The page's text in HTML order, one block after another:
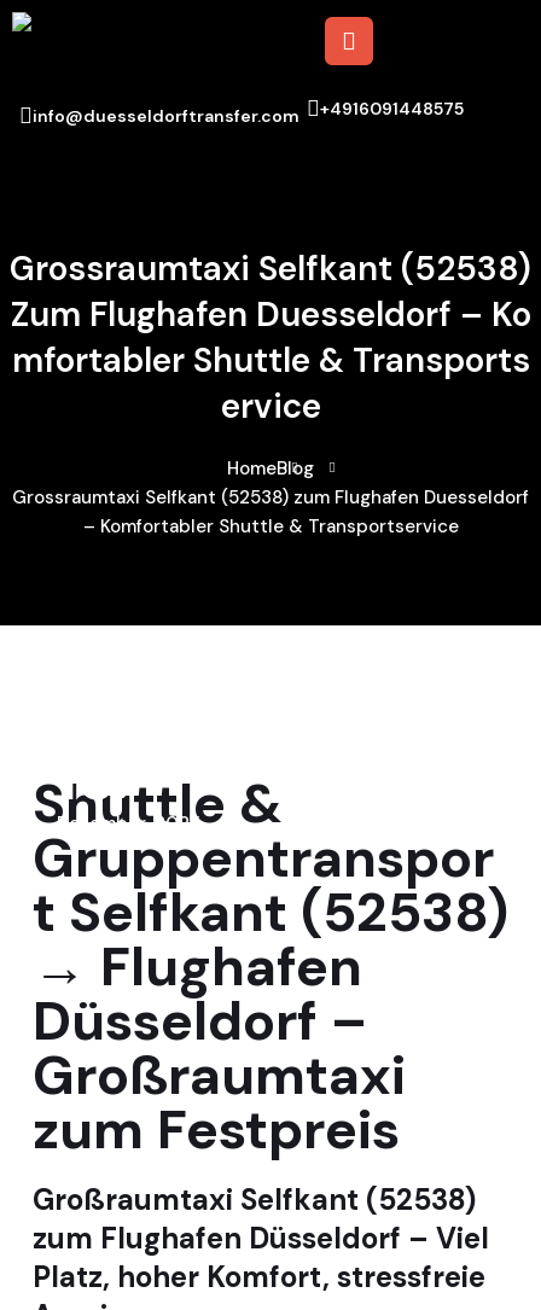
info@duesseldorftransfer.com +4916091448575
Grossraumtaxi Selfkant (52538)
Zum Flughafen Duesseldorf – Ko
Mfortabler Shuttle & Transports
Ervice
HomeBlog
Grossraumtaxi Selfkant (52538) zum Flughafen Duesseldorf
– Komfortabler Shuttle & Transportservice
15
Dezember, 2025
Shuttle &
Gruppentranspor
t Selfkant (52538)
→ Flughafen
Düsseldorf –
Großraumtaxi
zum Festpreis
Großraumtaxi Selfkant (52538)
zum Flughafen Düsseldorf – Viel
Platz, hoher Komfort, stressfreie